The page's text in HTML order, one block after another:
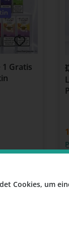
1 Gratis
Cookies, um